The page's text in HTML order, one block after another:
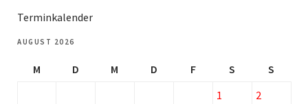
Terminkalender
AUGUST 2026
M D M D F S
S
1
2